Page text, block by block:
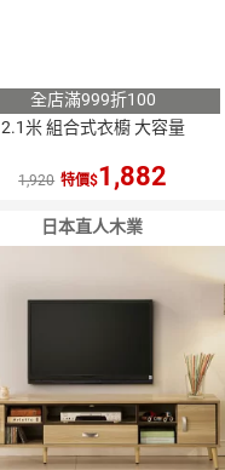
全店滿999折100
2.1米 組合式衣櫥 大容量
1,920 特價 1,882
日本直人木業